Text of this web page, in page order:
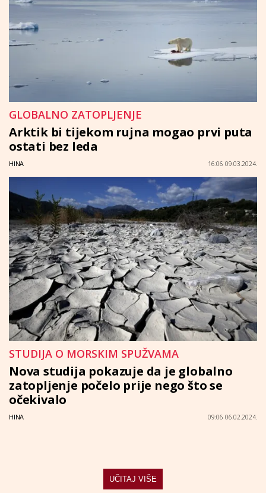
GLOBALNO ZATOPLJENJE
Arktik bi tijekom rujna mogao prvi puta
ostati bez leda
HINA 16:06 09.03.2024.
STUDIJA O MORSKIM SPUŽVAMA
Nova studija pokazuje da je globalno
zatopljenje počelo prije nego što se
očekivalo
HINA 09:06 06.02.2024.
UČITAJ VIŠE